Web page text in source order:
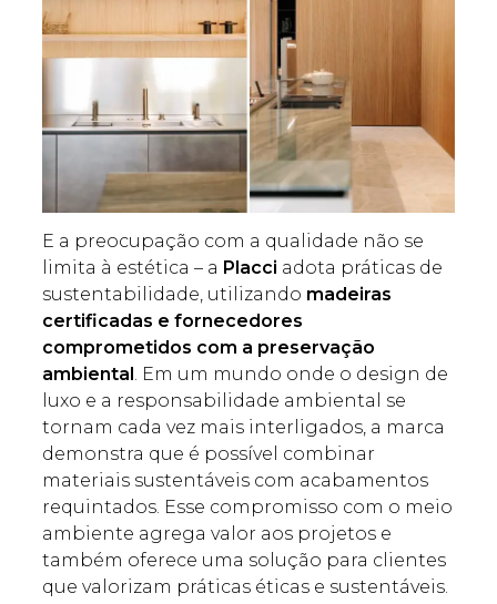
E a preocupação com a qualidade não se
limita à estética – a Placci adota práticas de
sustentabilidade, utilizando madeiras
certificadas e fornecedores
comprometidos com a preservação
ambiental. Em um mundo onde o design de
luxo e a responsabilidade ambiental se
tornam cada vez mais interligados, a marca
demonstra que é possível combinar
materiais sustentáveis com acabamentos
requintados. Esse compromisso com o meio
ambiente agrega valor aos projetos e
também oferece uma solução para clientes
que valorizam práticas éticas e sustentáveis.